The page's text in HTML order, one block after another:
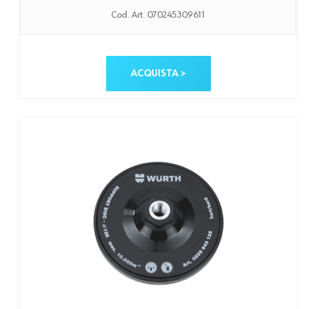
Cod. Art. 070245309611
ACQUISTA >